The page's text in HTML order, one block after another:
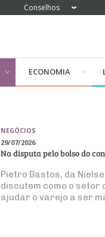
Conselhos
ECONOMIA
NEGÓCIOS
29/07/2026
Na disputa pelo bolso do
Pietro Bastos, da
discutem como o setor
ajudar o varejo a ser